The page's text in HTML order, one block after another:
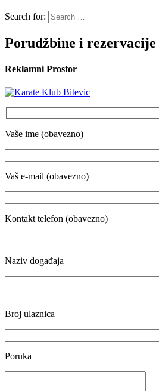
Search for:
Porudžbine i rezervacije
Reklamni Prostor
Vaše ime (obavezno)
Vaš e-mail (obavezno)
Kontakt telefon (obavezno)
Naziv događaja
Broj ulaznica
Poruka